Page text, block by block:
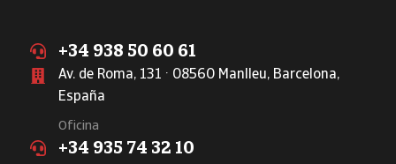
+34 938 50 60 61
Av. de Roma, 131 · 08560 Manlleu, Barcelona,
España
Oficina
+34 935 74 32 10